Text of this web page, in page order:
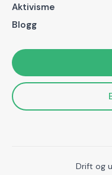
Aktivisme
Blogg
Drift og